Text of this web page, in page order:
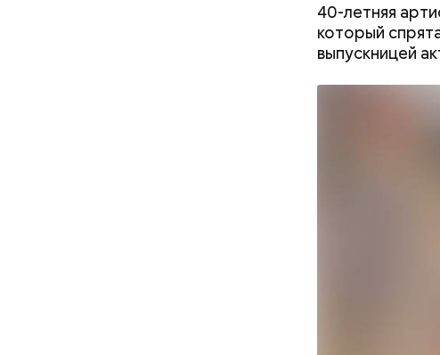
40-летняя
который
выпускницей
Праздник